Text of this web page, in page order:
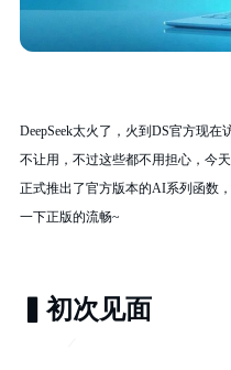
DeepSeek太火了，火到DS官方现
不让用，不过这些都不用担心，今
正式推出了官方版本的AI系列函数
一下正版的流畅~
▍初次见面